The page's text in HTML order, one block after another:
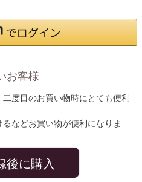
お客様
度目のお買い物時にとても便利
などお買い物が便利になりま
後に購入